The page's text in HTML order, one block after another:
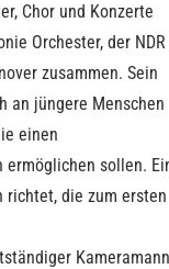
Chor und Konzerte
Orchester, der NDR
zusammen. Sein
an jüngere Menschen
einen
sollen.
richtet, die zum ersten